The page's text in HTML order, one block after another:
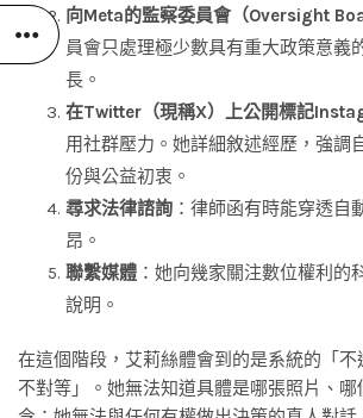
向Meta的監察委員會（Oversight
員會只處理極少數具有重大政策意義
長。
在Twitter（現稱X）上公開標記
用社群壓力。她詳細敘述經歷，強調
份與公益初衷。
尋求法律諮詢 ：律師函有時能穿透自
昂。
聯繫媒體 ：她向幾家關注數位權利的
說明。
在這個階段，艾莉絲體會到的是系統的「不
不對等」。她無法知道具體是哪張照片、哪